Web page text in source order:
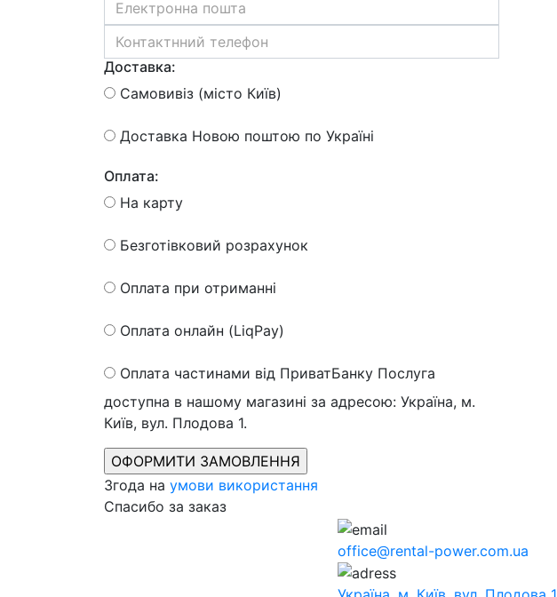
Доставка:
Самовивіз (місто Київ)
Доставка Новою поштою по Україні
Оплата:
На карту
Безготівковий розрахунок
Оплата при отриманні
Оплата онлайн (LiqPay)
Оплата частинами від ПриватБанку Послуга
доступна в нашому магазині за адресою: Україна, м.
Київ, вул. Плодова 1.
Згода на умови використання
Спасибо за заказ
office@rental-power.com.ua